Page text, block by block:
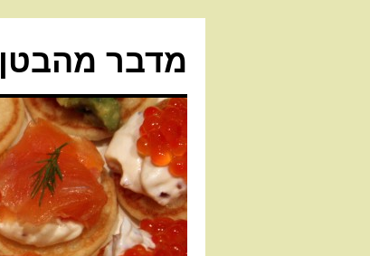
מדבר מהבטן